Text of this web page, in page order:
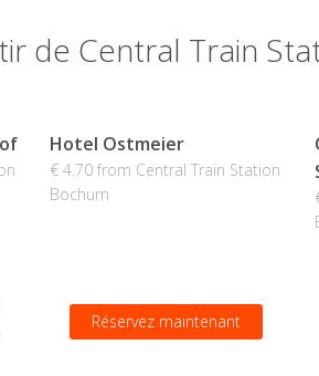
de Central Train
Hotel Ostmeier
€ 4.70 from Central Train Station
Bochum
Réservez maintenant